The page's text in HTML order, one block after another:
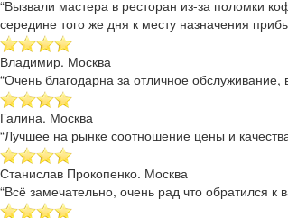
“Вызвали мастера в ресторан из-за поломки
середине того же дня к месту назначения
Владимир. Москва
“Очень благодарна за отличное
Галина. Москва
“Лучшее на рынке соотношение цены и
Станислав Прокопенко. Москва
“Всё замечательно, очень рад что обратился